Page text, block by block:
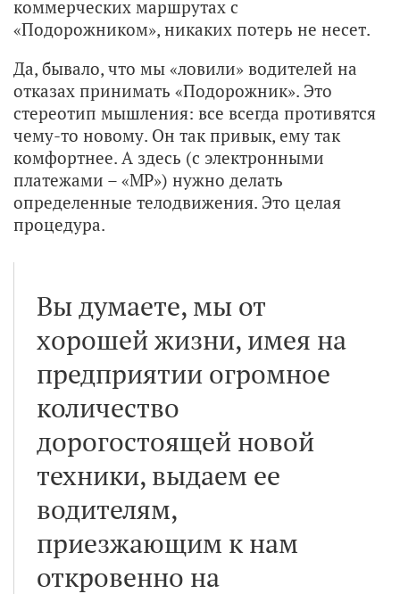
коммерческих маршрутах с
«Подорожником», никаких потерь не несет.
Да, бывало, что мы «ловили» водителей на
отказах принимать «Подорожник». Это
стереотип мышления: все всегда противятся
чему-то новому. Он так привык, ему так
комфортнее. А здесь (с электронными
платежами – «МР») нужно делать
определенные телодвижения. Это целая
процедура.
Вы думаете, мы от
хорошей жизни, имея на
предприятии огромное
количество
дорогостоящей новой
техники, выдаем ее
водителям,
приезжающим к нам
откровенно на